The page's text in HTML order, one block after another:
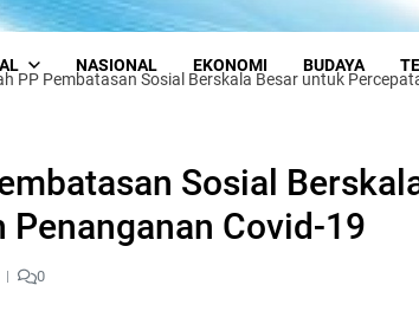
NASIONAL EKONOMI BUDAYA
PP Pembatasan Sosial Berskala Besar untuk
Sosial
Penanganan Covid-19
0